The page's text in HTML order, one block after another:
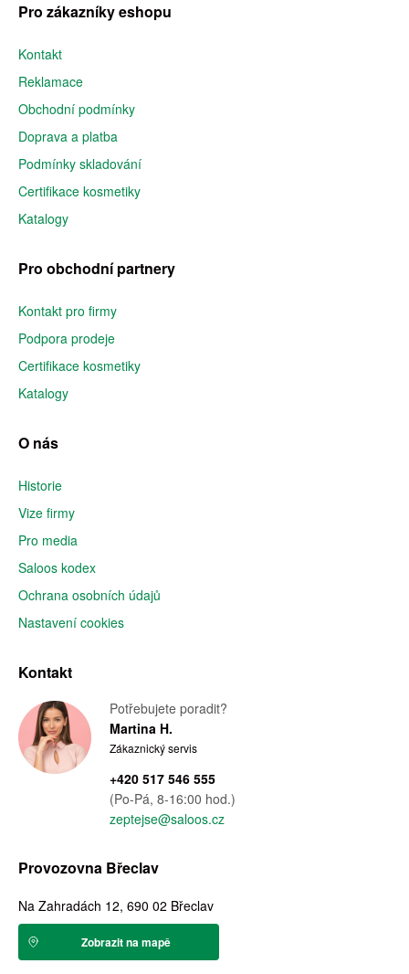
Pro zákazníky eshopu
Kontakt
Reklamace
Obchodní podmínky
Doprava a platba
Podmínky skladování
Certifikace kosmetiky
Katalogy
Pro obchodní partnery
Kontakt pro firmy
Podpora prodeje
Certifikace kosmetiky
Katalogy
O nás
Historie
Vize firmy
Pro media
Saloos kodex
Ochrana osobních údajů
Nastavení cookies
Kontakt
Potřebujete poradit?
Martina H.
Zákaznický servis
+420 517 546 555
(Po-Pá, 8-16:00 hod.)
zeptejse@saloos.cz
Provozovna Břeclav
Na Zahradách 12, 690 02 Břeclav
Zobrazit na mapě